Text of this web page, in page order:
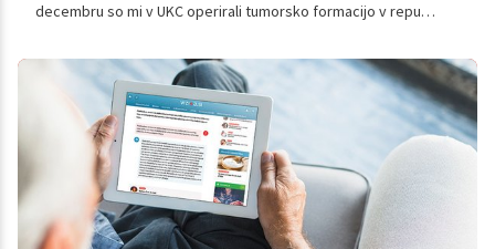
decembru so mi v UKC operirali tumorsko formacijo v repu
na UZ, tumorski mar...